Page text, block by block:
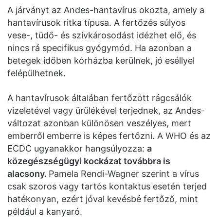
A járványt az Andes-hantavírus okozta, amely a
hantavírusok ritka típusa. A fertőzés súlyos
vese-, tüdő- és szívkárosodást idézhet elő, és
nincs rá specifikus gyógymód. Ha azonban a
betegek időben kórházba kerülnek, jó eséllyel
felépülhetnek.
A hantavírusok általában fertőzött rágcsálók
vizeletével vagy ürülékével terjednek, az Andes-
változat azonban különösen veszélyes, mert
emberről emberre is képes fertőzni. A WHO és az
ECDC ugyanakkor hangsúlyozza: a
közegészségügyi kockázat továbbra is
alacsony. Pamela Rendi-Wagner szerint a vírus
csak szoros vagy tartós kontaktus esetén terjed
hatékonyan, ezért jóval kevésbé fertőző, mint
például a kanyaró.